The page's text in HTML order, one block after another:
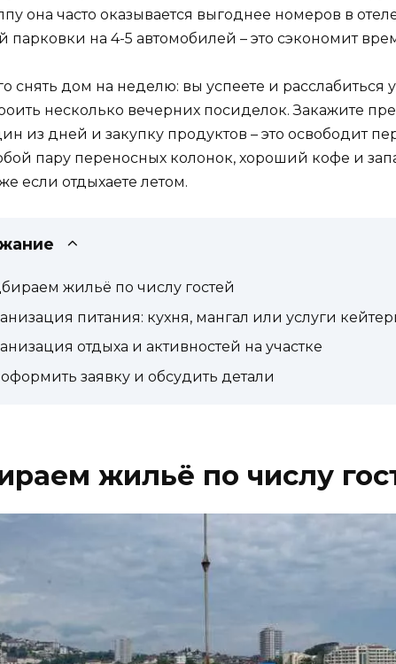
она часто оказывается выгоднее номеров в
парковки на 4-5 автомобилей – это сэкономит
снять дом на неделю: вы успеете и расслабиться
несколько вечерних посиделок. Закажите
из дней и закупку продуктов – это освободит
пару переносных колонок, хороший кофе и
если отдыхаете летом.
жильё по числу гостей
питания: кухня, мангал или услуги
отдыха и активностей на участке
заявку и обсудить детали
жильё по числу